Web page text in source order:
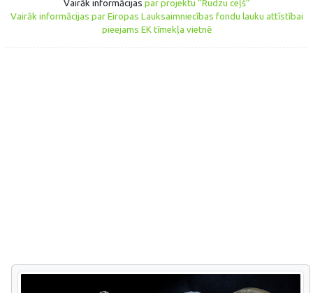
Vairāk informācijas par projektu “Rudzu ceļš”
Vairāk informācijas par Eiropas Lauksaimniecības fondu lauku attīstībai
pieejams EK tīmekļa vietnē